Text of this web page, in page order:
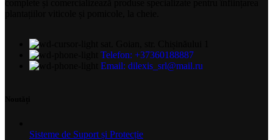
Telefon: +37360188887
Email: dilexis_srl@mail.ru
Sisteme de Suport și Protecție